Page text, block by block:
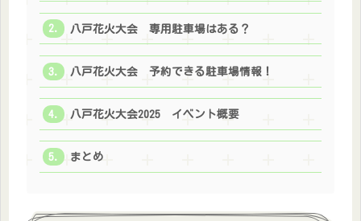
八戸花火大会 専用駐車場はある？
八戸花火大会 予約できる駐車場情報！
八戸花火大会2025 イベント概要
まとめ